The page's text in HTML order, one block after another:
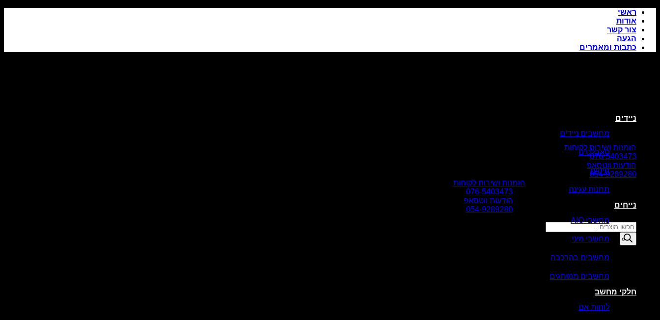
Skip
content
ראשי
אודות
צור קשר
הגעה
כתבות ומאמרים
הזמנות ושירות לקוחות
076-5403473
הודעות ווטסאפ
054-9289280
הזמנות ושירות לקוחות
076-5403473
הודעות ווטסאפ
054-9289280
Products
search
סל קניות
ניידים
מחשבים ניידים
טאבלטים
תיקים
תחנות עגינה
נייחים
מחשבי AIO
מחשבי מיני
מחשבים בהרכבה
מחשבים ממותגים
חלקי מחשב
לוחות אם